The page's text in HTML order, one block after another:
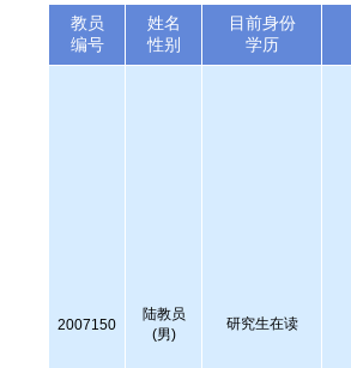
教员
编号
姓名
性别
目前身份
学历
2007150
陆教员
(男)
研究生在读